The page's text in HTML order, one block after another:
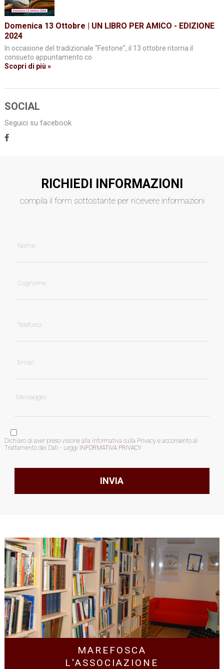
Domenica 13 Ottobre | UN LIBRO PER AMICO - EDIZIONE
2024
In occasione del tradizionale “Festone”, il 13 ottobre ritorna il
consueto appuntamento co
Scopri di più »
SOCIAL
Seguici su facebook
RICHIEDI INFORMAZIONI
compila il form sottostante per ricevere informazioni
Dichiaro di aver preso visione alla informativa sulla Privacy e acconsento al
Trattamento dei Dati - Leggi INFORMATIVA PRIVACY
MAREFOSCA
L'ASSOCIAZIONE